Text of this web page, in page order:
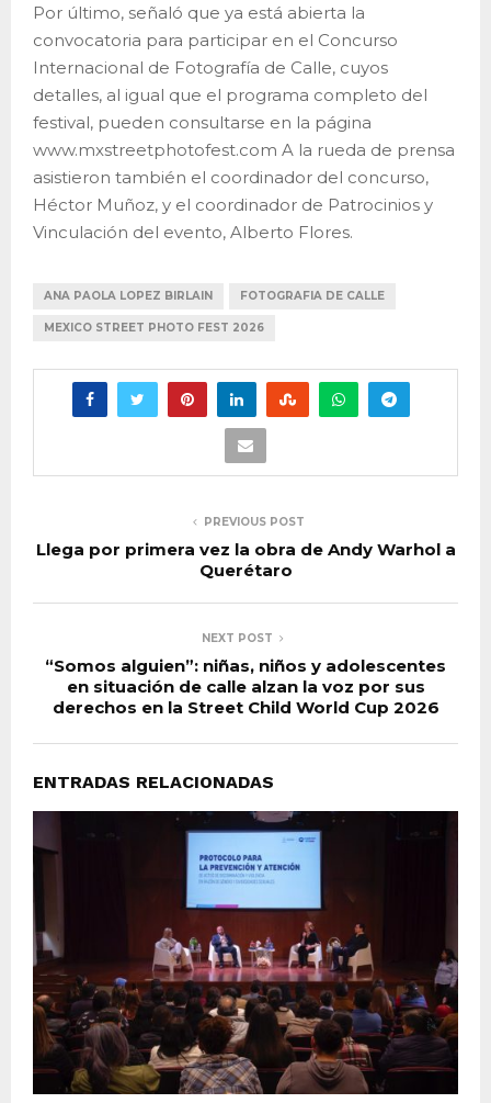
Por último, señaló que ya está abierta la
convocatoria para participar en el Concurso
Internacional de Fotografía de Calle, cuyos
detalles, al igual que el programa completo del
festival, pueden consultarse en la página
www.mxstreetphotofest.com A la rueda de prensa
asistieron también el coordinador del concurso,
Héctor Muñoz, y el coordinador de Patrocinios y
Vinculación del evento, Alberto Flores.
ANA PAOLA LOPEZ BIRLAIN FOTOGRAFIA DE CALLE
MEXICO STREET PHOTO FEST 2026
PREVIOUS POST
Llega por primera vez la obra de Andy Warhol a
Querétaro
NEXT POST
“Somos alguien”: niñas, niños y adolescentes
en situación de calle alzan la voz por sus
derechos en la Street Child World Cup 2026
ENTRADAS RELACIONADAS